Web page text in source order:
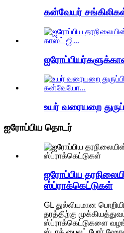
கன்வேயர்
உயர் வரையறை
ஐரோப்பிய தொடர்
ஐரோப்பிய
ஸ்ப்ராக்கெட்டுகள்
GL துல்லியமான
தரத்திற்கு
ஸ்ப்ராக்கெட்டுகளை